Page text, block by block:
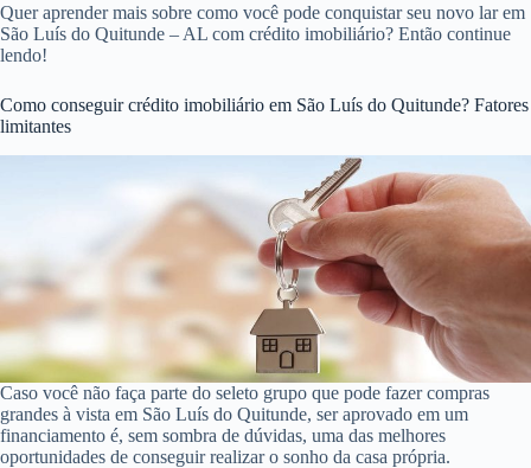
Quer aprender mais sobre como você pode conquistar seu novo lar em
São Luís do Quitunde – AL com crédito imobiliário? Então continue
lendo!
Como conseguir crédito imobiliário em São Luís do Quitunde? Fatores
limitantes
Caso você não faça parte do seleto grupo que pode fazer compras
grandes à vista em São Luís do Quitunde, ser aprovado em um
financiamento é, sem sombra de dúvidas, uma das melhores
oportunidades de conseguir realizar o sonho da casa própria.